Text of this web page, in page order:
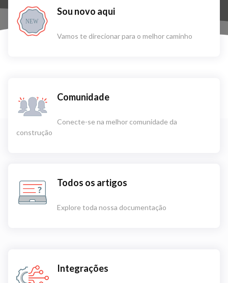
NEW
Sou novo aqui
Vamos te direcionar para o melhor caminho
Comunidade
Conecte-se na melhor comunidade da
construção
Todos os artigos
Explore toda nossa documentação
Integrações